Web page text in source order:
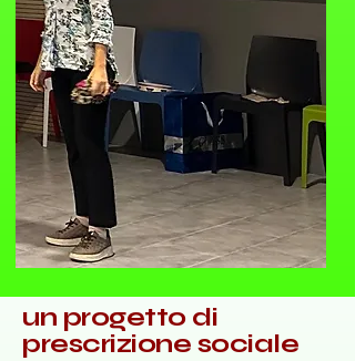
un progetto di
prescrizione sociale